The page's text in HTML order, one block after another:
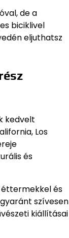
de a
biciklivel
eljuthatsz
kedvelt
Los
és
éttermekkel és
szívesen
kiállításai